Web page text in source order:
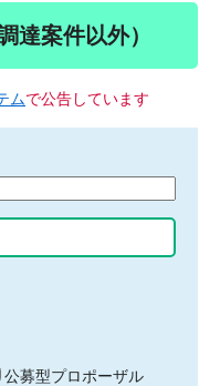
達案件以外）
ムで公告しています
公募型プロポーザル